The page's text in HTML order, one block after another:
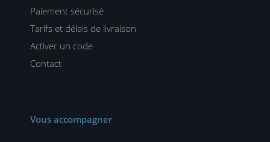
Paiement sécurisé
Tarifs et délais de livraison
Activer un code
Contact
Vous accompagner